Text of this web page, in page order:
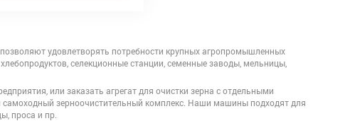
удовлетворять потребности крупных агропромышленных
селекционные станции, семенные заводы, мельницы,
или заказать агрегат для очистки зерна с отдельными
самоходный зерноочистительный комплекс. Наши машины подходят для
проса и пр.